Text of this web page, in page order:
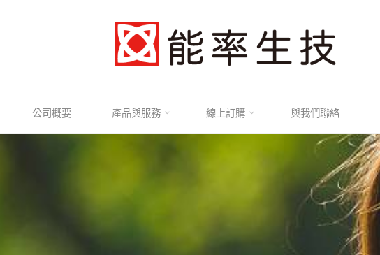
公司概要 產品與服務 線上訂購 與我們聯絡